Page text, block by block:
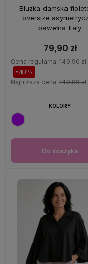
Bluzka damska
oversize
bawełna Italy
79,90 zł
Cena regularna: 149,90 zł
-47%
Najniższa cena: 149,90 zł
Do koszyka
KOLORY: